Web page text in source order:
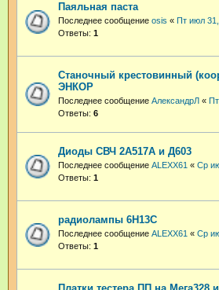
Паяльная паста
Последнее сообщение osis « Пт июл
Ответы: 1
Станочный крестовинный
ЭНКОР
Последнее сообщение АлександрЛ «
Ответы: 6
Диоды СВЧ 2А517А и Д603
Последнее сообщение ALEXX61 « Ср
Ответы: 1
радиолампы 6Н13С
Последнее сообщение ALEXX61 « Ср
Ответы: 1